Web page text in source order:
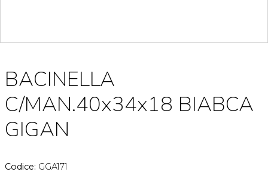
BACINELLA
C/MAN.40x34x18 BIABCA
GIGAN
Codice: GGA171